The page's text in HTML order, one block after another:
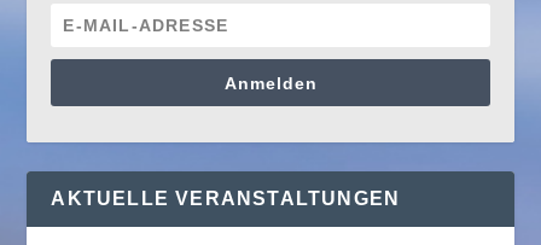
Anmelden
AKTUELLE VERANSTALTUNGEN